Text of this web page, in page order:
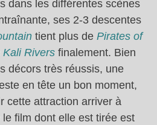
dans les différentes scènes
ses 2-3 descentes
tient plus de Pirates of
Kali Rivers finalement. Bien
décors très réussis, une
en tête un bon moment,
cette attraction arriver à
film dont elle est tirée est